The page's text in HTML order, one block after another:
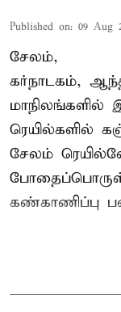
Published on: 09 Aug
சேலம்,
கர்நாடகம்,
மாநிலங்களில்
ரெயில்களில்
சேலம்
போதைப்பொருள்
கண்காணிப்பு